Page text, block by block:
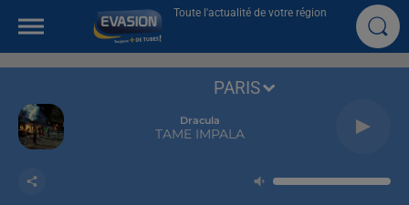
Toute l'actualité de votre région
Dracula
TAME IMPALA
PARIS